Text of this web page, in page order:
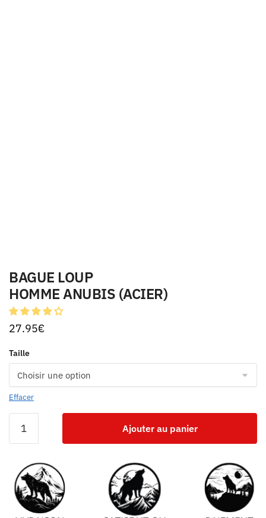
BAGUE LOUP
HOMME ANUBIS (ACIER)
27.95€
Taille
Effacer
Ajouter au panier